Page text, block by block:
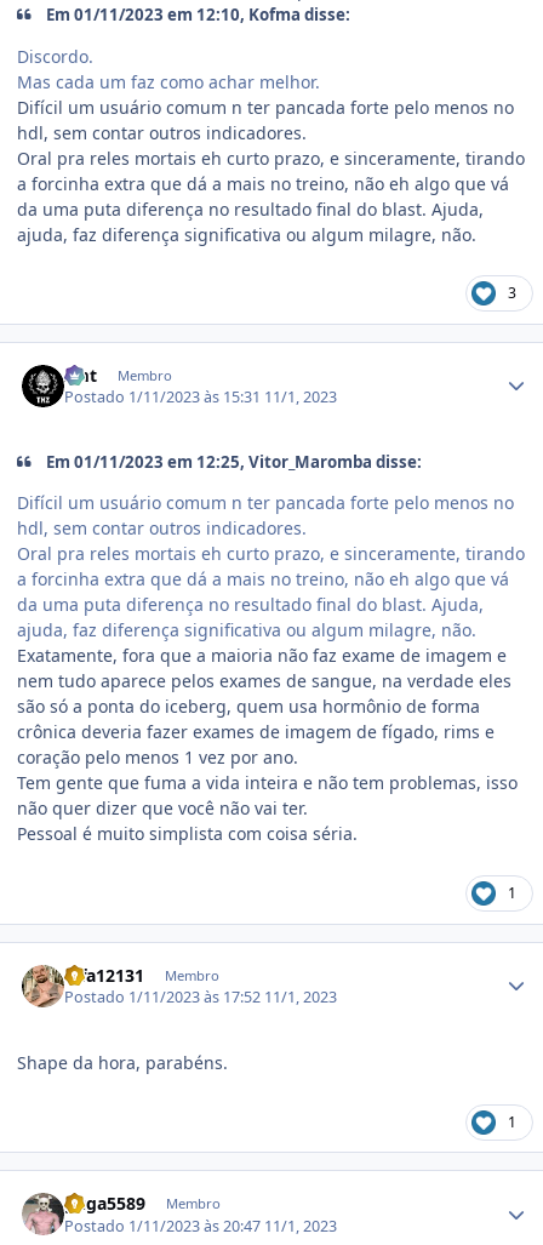
Em 01/11/2023 em 12:10, Kofma disse:
Discordo.
Mas cada um faz como achar melhor.
Difícil um usuário comum n ter pancada forte pelo menos no
hdl, sem contar outros indicadores.
Oral pra reles mortais eh curto prazo, e sinceramente, tirando
a forcinha extra que dá a mais no treino, não eh algo que vá
da uma puta diferença no resultado final do blast. Ajuda,
ajuda, faz diferença significativa ou algum milagre, não.
3
zmt Membro
Postado 1/11/2023 às 15:31 11/1, 2023
Em 01/11/2023 em 12:25, Vitor_Maromba disse:
Difícil um usuário comum n ter pancada forte pelo menos no
hdl, sem contar outros indicadores.
Oral pra reles mortais eh curto prazo, e sinceramente, tirando
a forcinha extra que dá a mais no treino, não eh algo que vá
da uma puta diferença no resultado final do blast. Ajuda,
ajuda, faz diferença significativa ou algum milagre, não.
Exatamente, fora que a maioria não faz exame de imagem e
nem tudo aparece pelos exames de sangue, na verdade eles
são só a ponta do iceberg, quem usa hormônio de forma
crônica deveria fazer exames de imagem de fígado, rims e
coração pelo menos 1 vez por ano.
Tem gente que fuma a vida inteira e não tem problemas, isso
não quer dizer que você não vai ter.
Pessoal é muito simplista com coisa séria.
1
fafa12131 Membro
Postado 1/11/2023 às 17:52 11/1, 2023
Shape da hora, parabéns.
1
guga5589 Membro
Postado 1/11/2023 às 20:47 11/1, 2023